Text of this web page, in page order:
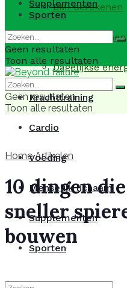
BMI berekenen
BMR berekenen
Dagelijkse
Krachttraining
Cardio
Voeding
Menselijk lichaam
Supplementen
Sporten
Supplementen
Sporten
Geen resultaten
Toon alle resultaten
Geen resultaten
Toon alle resultaten
Home Artikelen
10 dingen
sneller
bouwen